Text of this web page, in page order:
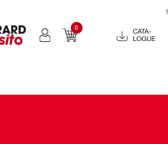
0
Catalogue
2022